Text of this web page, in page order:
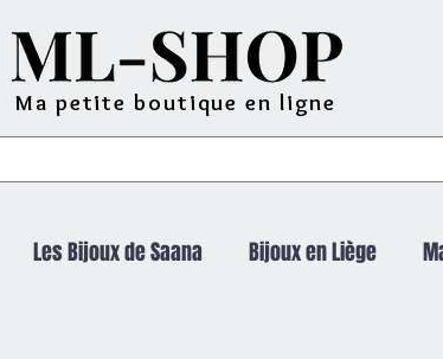
Ma petite boutique en ligne
Les Bijoux de Saana Bijoux en Liège